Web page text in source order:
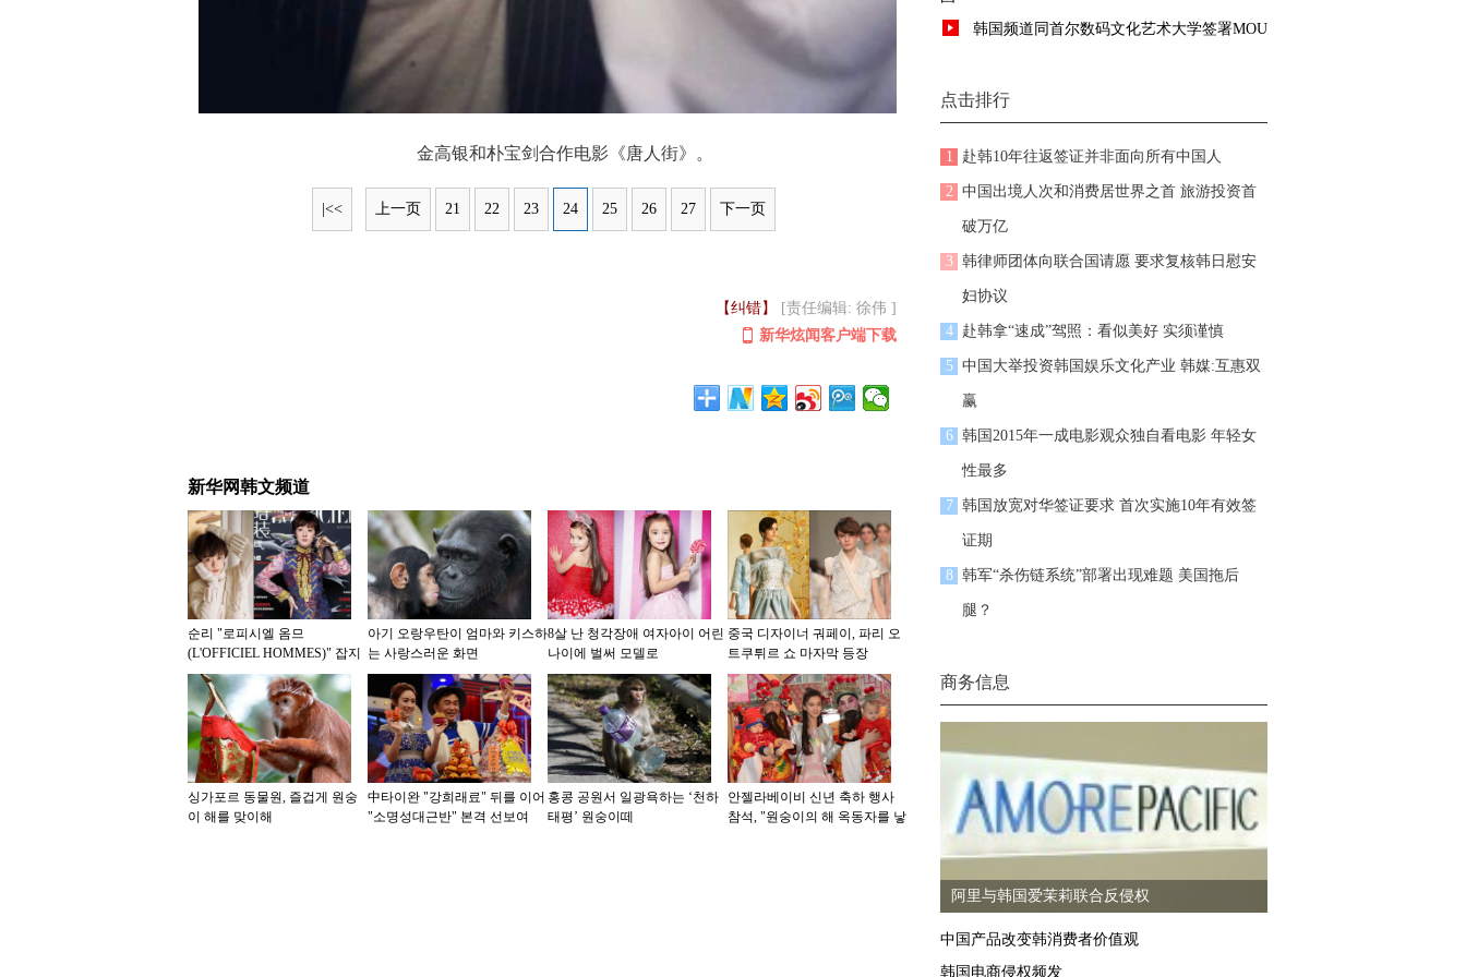
韩国频道同首尔数码文化艺术大学签署MOU
点击排行
1 赴韩10年往返签证并非面向所有中国人
2 中国出境人次和消费居世界之首 旅游投资首
破万亿
3 韩律师团体向联合国请愿 要求复核韩日慰安
妇协议
4 赴韩拿“速成”驾照：看似美好 实须谨慎
5 中国大举投资韩国娱乐文化产业 韩媒:互惠双
赢
6 韩国2015年一成电影观众独自看电影 年轻女
性最多
7 韩国放宽对华签证要求 首次实施10年有效签
证期
8 韩军“杀伤链系统”部署出现难题 美国拖后
腿？
商务信息
阿里与韩国爱茉莉联合反侵权
中国产品改变韩消费者价值观
韩国电商侵权频发
金高银和朴宝剑合作电影《唐人街》。
|<< 上一页 21 22 23 24 25 26 27 下一页
【纠错】
[责任编辑: 徐伟 ]
新华炫闻客户端下载
新华网韩文频道
순리 "로피시엘 옴므
(L'OFFICIEL HOMMES)" 잡지
표지 사진 첫 공개
아기 오랑우탄이 엄마와 키스하
는 사랑스러운 화면
8살 난 청각장애 여자아이 어린
나이에 벌써 모델로
중국 디자이너 궈페이, 파리 오
트쿠튀르 쇼 마자막 등장
싱가포르 동물원, 즐겁게 원숭
이 해를 맞이해
中타이완 "강희래료" 뒤를 이어
"소명성대근반" 본격 선보여
홍콩 공원서 일광욕하는 ‘천하
태평’ 원숭이떼
안젤라베이비 신년 축하 행사
참석, "원숭이의 해 옥동자를 낳